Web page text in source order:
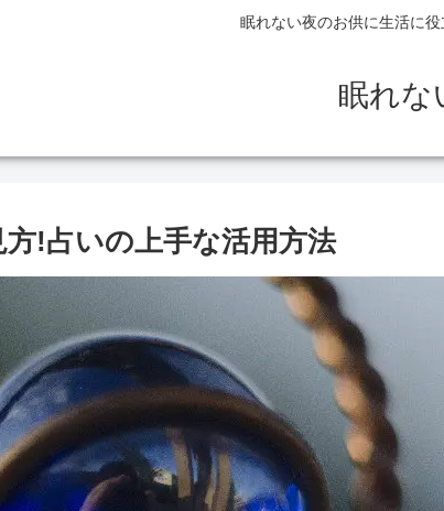
眠れない夜のお供に生活に
眠れな
!占いの上手な活用方法